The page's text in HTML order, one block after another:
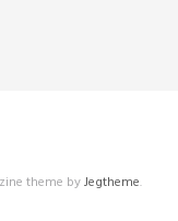
theme by Jegtheme